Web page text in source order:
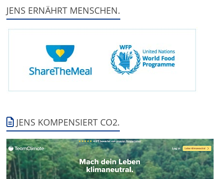
JENS ERNÄHRT MENSCHEN.
JENS KOMPENSIERT CO2.